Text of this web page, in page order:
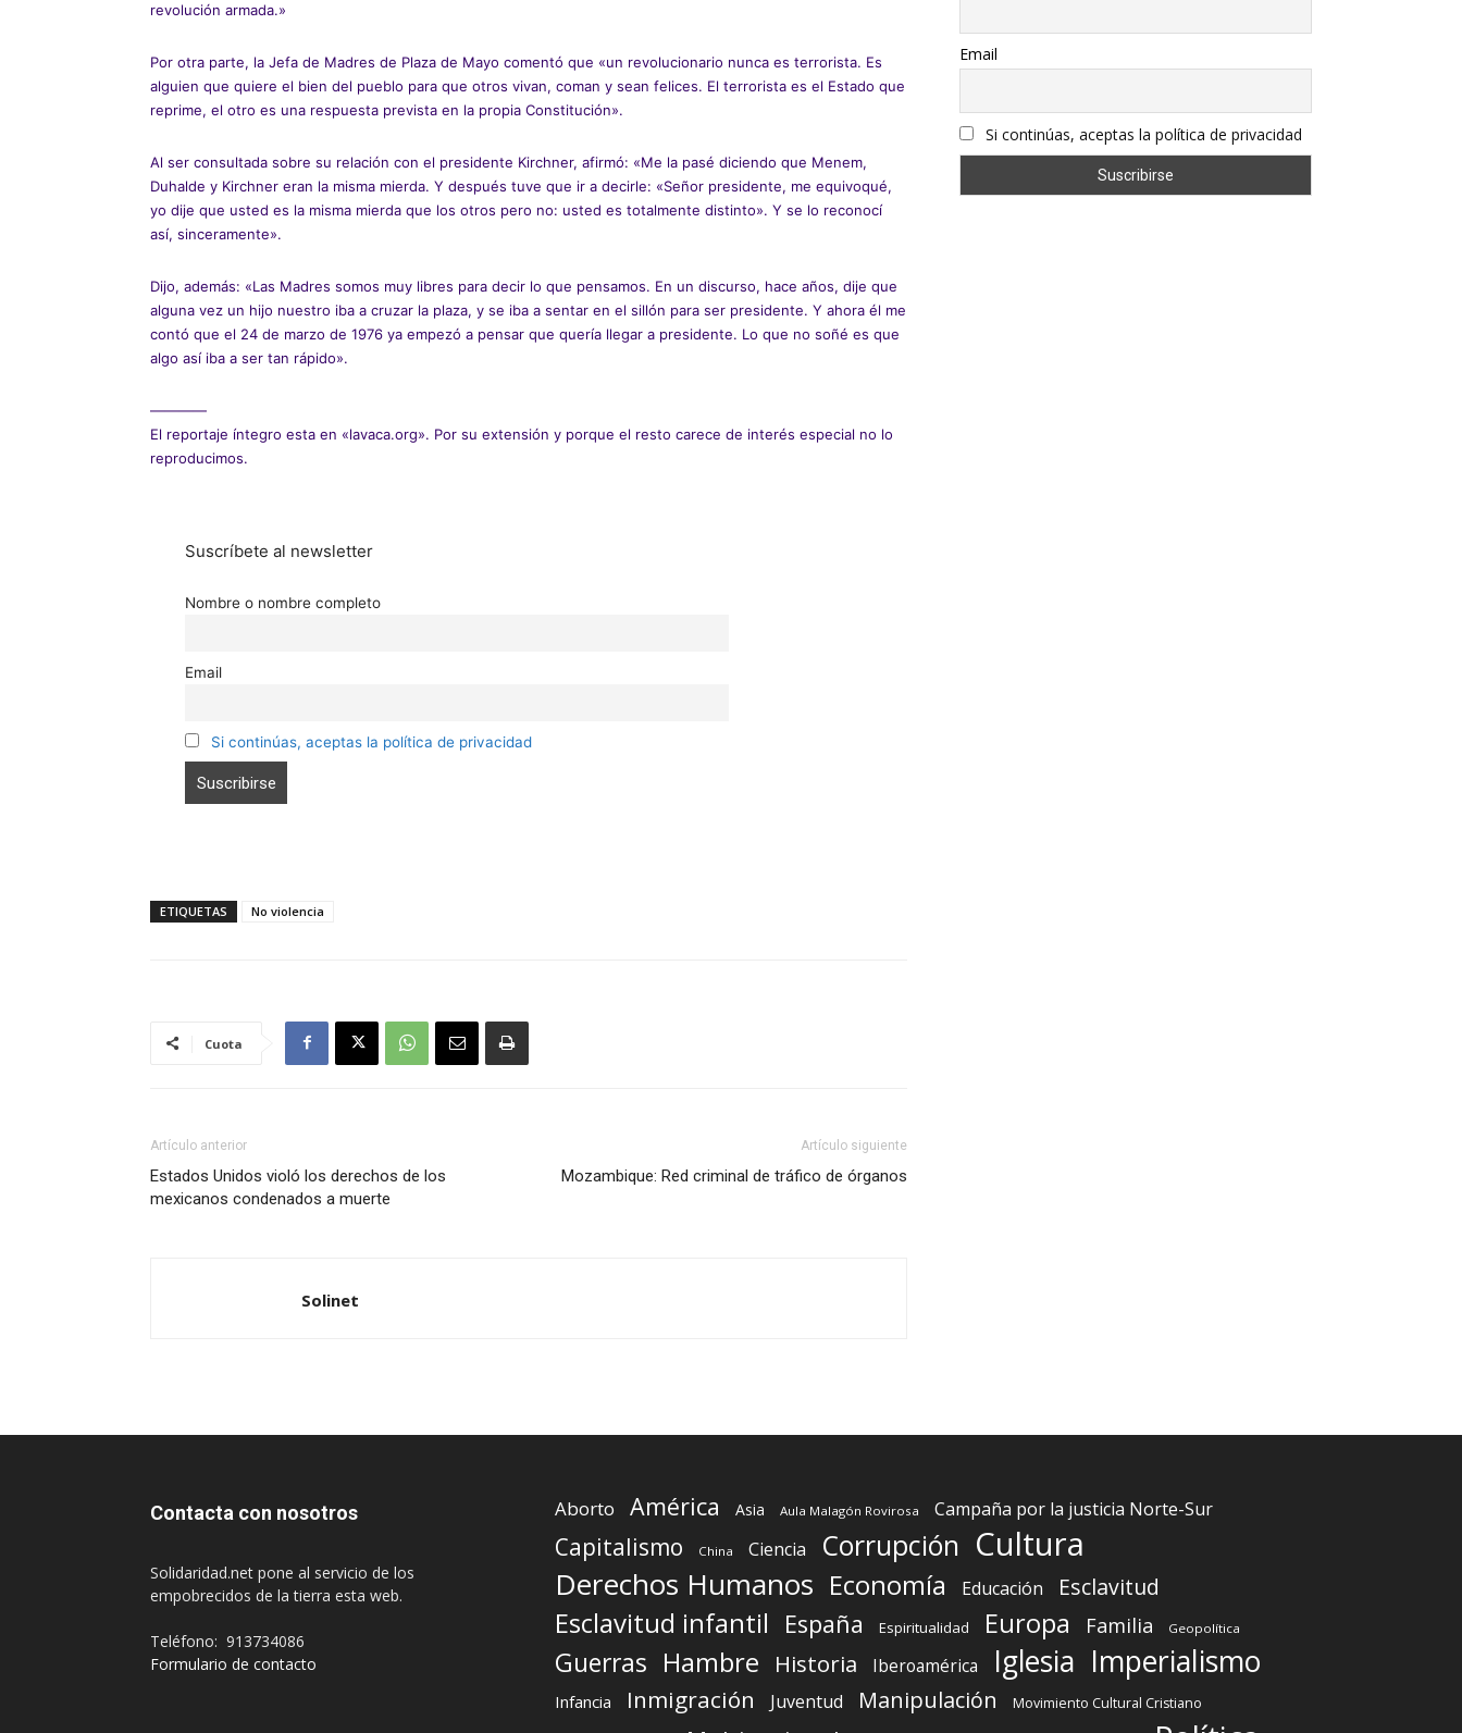
revolución armada.»
Por otra parte, la Jefa de Madres de Plaza de Mayo comentó que «un revolucionario nunca es terrorista. Es
alguien que quiere el bien del pueblo para que otros vivan, coman y sean felices. El terrorista es el Estado que
reprime, el otro es una respuesta prevista en la propia Constitución».
Al ser consultada sobre su relación con el presidente Kirchner, afirmó: «Me la pasé diciendo que Menem,
Duhalde y Kirchner eran la misma mierda. Y después tuve que ir a decirle: «Señor presidente, me equivoqué,
yo dije que usted es la misma mierda que los otros pero no: usted es totalmente distinto». Y se lo reconocí
así, sinceramente».
Dijo, además: «Las Madres somos muy libres para decir lo que pensamos. En un discurso, hace años, dije que
alguna vez un hijo nuestro iba a cruzar la plaza, y se iba a sentar en el sillón para ser presidente. Y ahora él me
contó que el 24 de marzo de 1976 ya empezó a pensar que quería llegar a presidente. Lo que no soñé es que
algo así iba a ser tan rápido».
————
El reportaje íntegro esta en «lavaca.org». Por su extensión y porque el resto carece de interés especial no lo
reproducimos.
Suscríbete al newsletter
Nombre o nombre completo
Email
Si continúas, aceptas la política de privacidad
ETIQUETAS No violencia
Cuota
Artículo anterior
Estados Unidos violó los derechos de los
mexicanos condenados a muerte
Artículo siguiente
Mozambique: Red criminal de tráfico de órganos
Solinet
Email
Si continúas, aceptas la política de privacidad
Contacta con nosotros
Solidaridad.net pone al servicio de los
empobrecidos de la tierra esta web.
Teléfono: 913734086
Formulario de contacto
Aborto América Asia Aula Malagón Rovirosa Campaña por la justicia Norte-Sur
Capitalismo China Ciencia Corrupción Cultura
Derechos Humanos Economía Educación Esclavitud
Esclavitud infantil España Espiritualidad Europa Familia Geopolítica
Guerras Hambre Historia Iberoamérica Iglesia Imperialismo
Infancia Inmigración Juventud Manipulación Movimiento Cultural Cristiano